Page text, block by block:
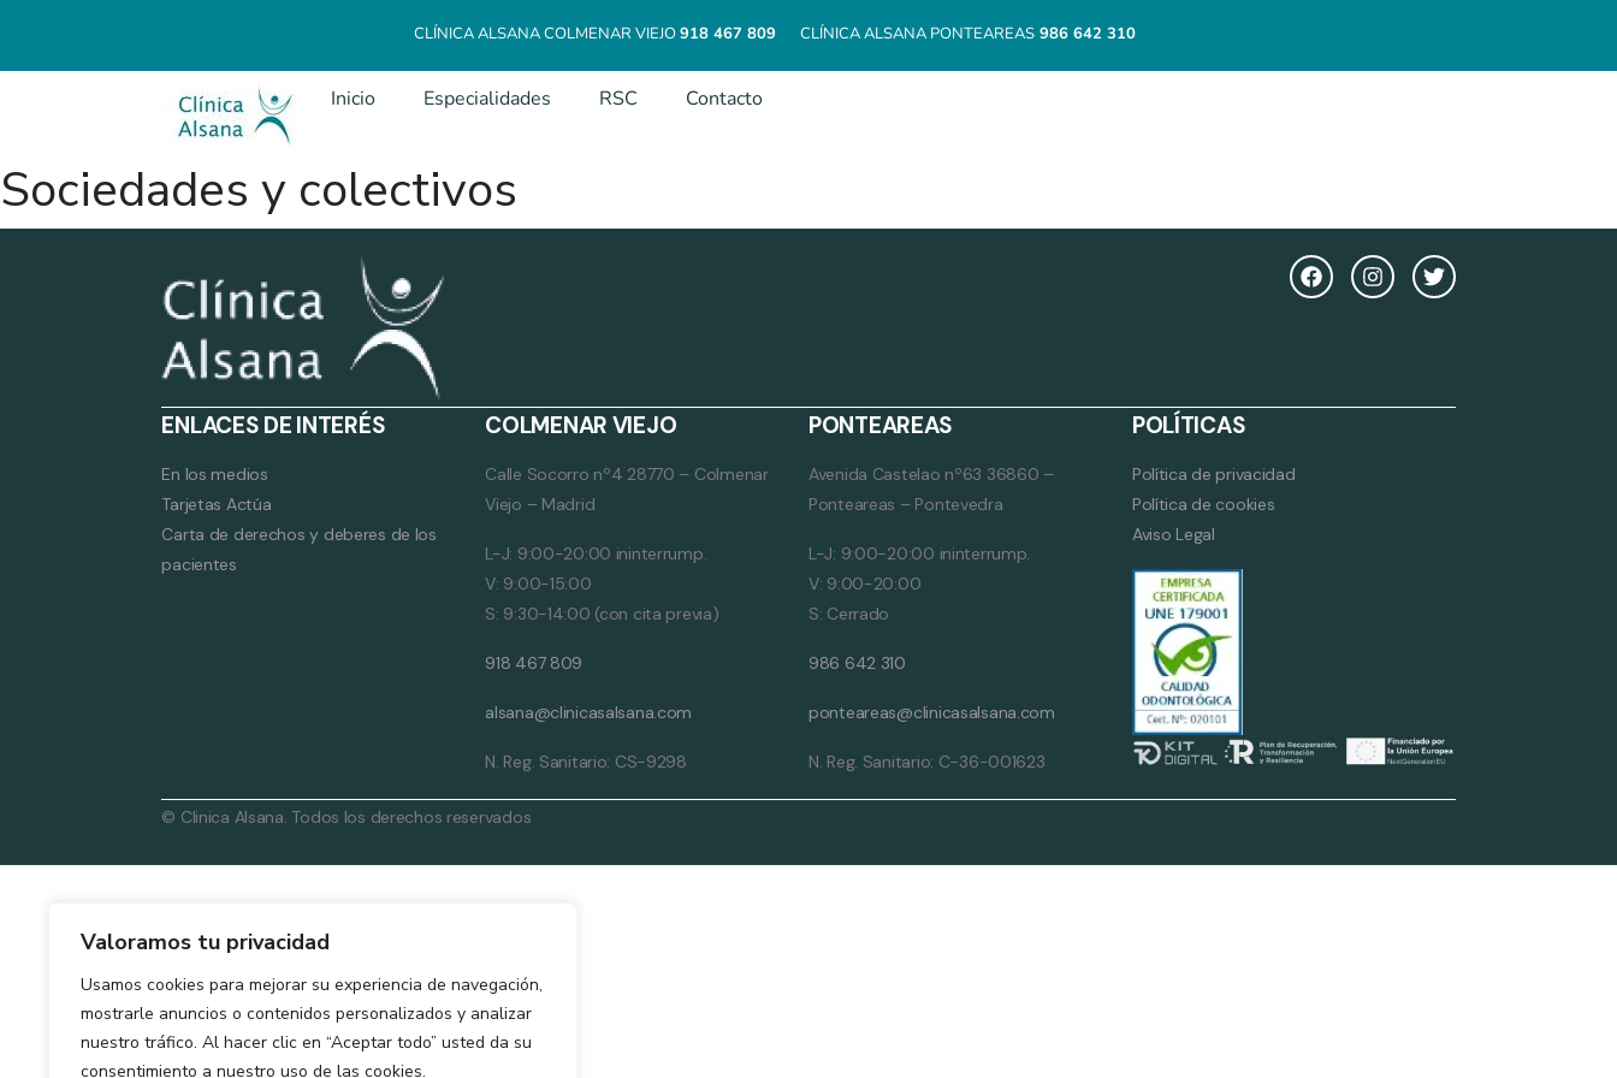
Valoramos tu privacidad
Usamos cookies para mejorar su experiencia de navegación,
mostrarle anuncios o contenidos personalizados y analizar
nuestro tráfico. Al hacer clic en “Aceptar todo” usted da su
consentimiento a nuestro uso de las cookies.
CLÍNICA ALSANA COLMENAR VIEJO918 467 809 CLÍNICA ALSANA PONTEAREAS 986 642 310
Inicio Especialidades RSC Contacto
Sociedades y colectivos
ENLACES DE INTERÉS
En los medios
Tarjetas Actúa
Carta de derechos y deberes de los
pacientes
COLMENAR VIEJO
Calle Socorro nº4 28770 – Colmenar
Viejo – Madrid
L-J: 9:00-20:00 ininterrump.
V: 9:00-15:00
S: 9:30-14:00 (con cita previa)
918 467 809
alsana@clinicasalsana.com
N. Reg. Sanitario: CS-9298
PONTEAREAS
Avenida Castelao nº63 36860 –
Ponteareas – Pontevedra
L-J: 9:00-20:00 ininterrump.
V: 9:00-20:00
S: Cerrado
986 642 310
ponteareas@clinicasalsana.com
N. Reg. Sanitario: C-36-001623
POLÍTICAS
Política de privacidad
Política de cookies
Aviso Legal
© Clinica Alsana. Todos los derechos reservados